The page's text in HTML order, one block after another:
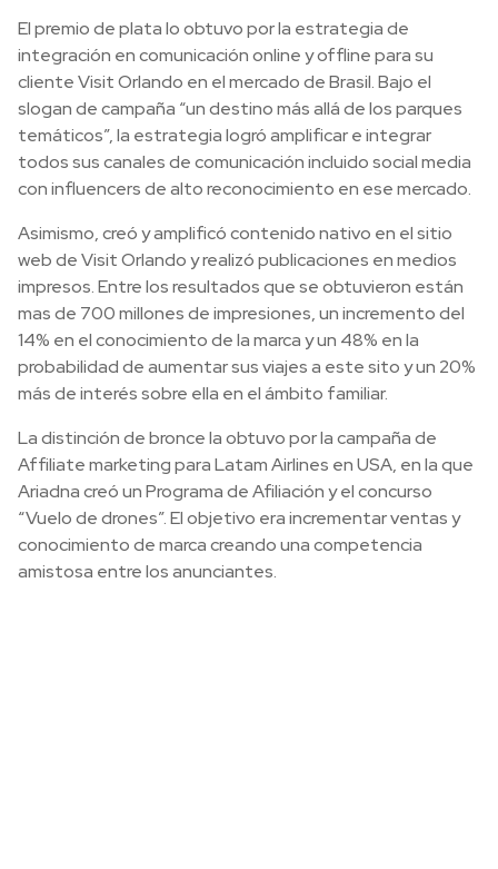
El premio de plata lo obtuvo por la estrategia de
integración en comunicación online y offline para su
cliente Visit Orlando en el mercado de Brasil. Bajo el
slogan de campaña “un destino más allá de los parques
temáticos”, la estrategia logró amplificar e integrar
todos sus canales de comunicación incluido social media
con influencers de alto reconocimiento en ese mercado.
Asimismo, creó y amplificó contenido nativo en el sitio
web de Visit Orlando y realizó publicaciones en medios
impresos. Entre los resultados que se obtuvieron están
mas de 700 millones de impresiones, un incremento del
14% en el conocimiento de la marca y un 48% en la
probabilidad de aumentar sus viajes a este sito y un 20%
más de interés sobre ella en el ámbito familiar.
La distinción de bronce la obtuvo por la campaña de
Affiliate marketing para Latam Airlines en USA, en la que
Ariadnacreó un Programa de Afiliación y el concurso
“Vuelo de drones”. El objetivo era incrementar ventas y
conocimiento de marca creando una competencia
amistosa entre los anunciantes.